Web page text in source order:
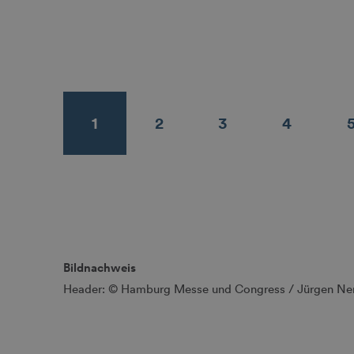
1 2 3 4
Bildnachweis
Header: © Hamburg Messe und Congress / Jürgen